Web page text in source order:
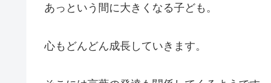
あっという間に大きくなる子ども。
心もどんどん成長していきます。